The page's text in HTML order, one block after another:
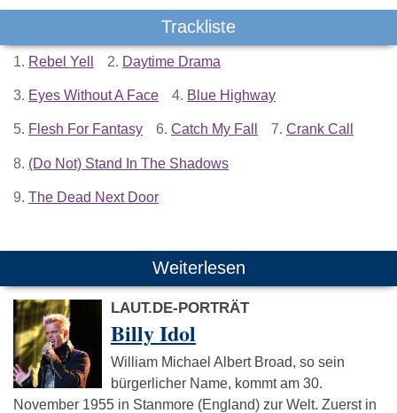
Trackliste
1. Rebel Yell 2. Daytime Drama
3. Eyes Without A Face 4. Blue Highway
5. Flesh For Fantasy 6. Catch My Fall 7. Crank Call
8. (Do Not) Stand In The Shadows
9. The Dead Next Door
Weiterlesen
LAUT.DE-PORTRÄT
Billy Idol
William Michael Albert Broad, so sein
bürgerlicher Name, kommt am 30.
November 1955 in Stanmore (England) zur Welt. Zuerst in